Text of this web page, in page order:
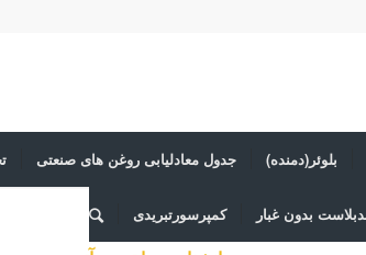
بلوئر(دمنده) جدول معادلیابی روغن های صنعتی
بدون غبار کمپرسورتبریدی